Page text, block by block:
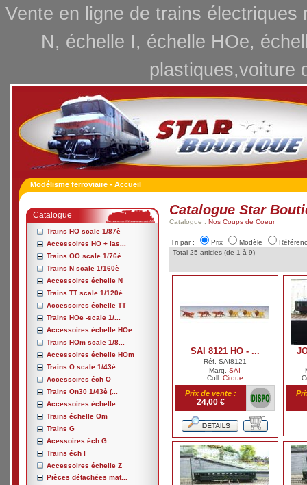
Vente en ligne de trains
N, échelle I, échelle HOe,
plastiques,voiture
Modélisme ferroviaire - Accueil
Catalogue
Trains HO scale 1/87è
Accessoires HO + las...
Trains OO scale 1/76è
Trains N scale 1/160è
Accessoires échelle N
Trains TT scale 1/120è
Accessoires échelle TT
Trains HOe -scale 1/...
Accessoires échelle HOe
Trains HOm scale 1/8...
Accessoires échelle HOm
Trains O scale 1/43è
Accessoires éch O
Trains On30 1/43è (...
Accessoires échelle ...
Trains échelle Om
Trains G
Acessoires éch G
Trains éch I
Accessoires échelle Z
Pièces détachées mat...
Catalogue Star
Catalogue : Nos Coups de Coeur
Tri par : Prix Modèle
Total 25 articles (de 1 à 9)
SAI 8121 HO - ...
Réf. SAI8121
Marq. SAI
Coll. Cirque
Prix de vente :
24,00 €